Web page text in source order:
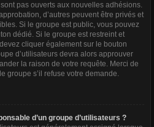
pas ouverts aux nouvelles adhésions.
d’autres peuvent être privés et
Si le groupe est public, vous pouvez
dédié. Si le groupe est restreint et
cliquer également sur le bouton
d’utilisateurs devra alors approuver
la raison de votre requête. Merci de
groupe s’il refuse votre demande.
d’un groupe d’utilisateurs ?